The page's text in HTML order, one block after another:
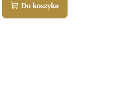
Do koszyka